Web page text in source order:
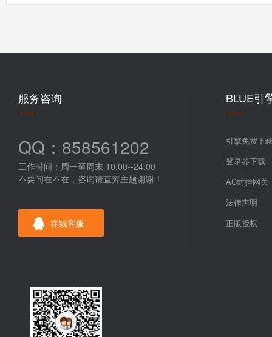
服务咨询
QQ：858561202
工作时间：周一至周末 10:00--24:00
不要问在不在，咨询请直奔主题谢谢！
在线客服
BLUE引
引擎免费下
登录器下载
AC封挂网关
法律声明
正版授权